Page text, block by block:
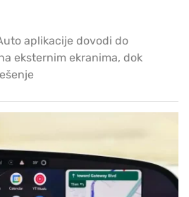
aplikacije dovodi do
eksternim ekranima, dok